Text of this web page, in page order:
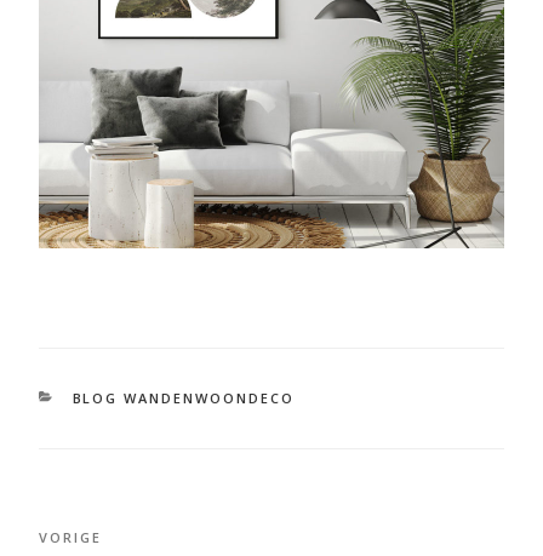
CATEGORIEËN
BLOG WANDENWOONDECO
Vorig
VORIGE